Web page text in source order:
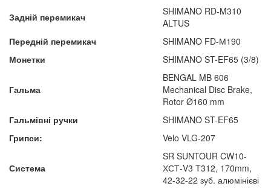
Задній перемикач
SHIMANO RD-M310
ALTUS
Передній перемикач
SHIMANO FD-М190
Монетки
SHIMANO ST-EF65 (3/8)
Гальма
BENGAL MB 606
Mechanical Disc Brake,
Rotor Ø160 mm
Гальмівні ручки
SHIMANO ST-EF65
Грипси:
Velo VLG-207
Система
SR SUNTOUR CW10-
ХСТ-V3 T312, 170mm,
42-32-22 зуб. алюмінієві